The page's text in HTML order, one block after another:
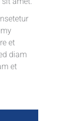
et
diam
et